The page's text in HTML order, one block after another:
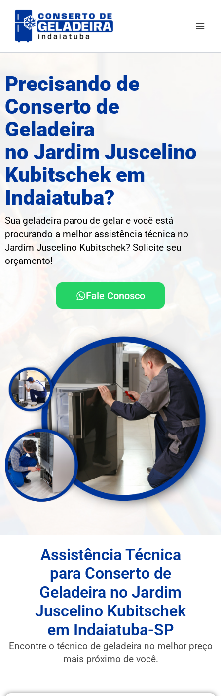
para
Precisando de
Conserto de
Geladeira
no Jardim Juscelino
Kubitschek em
Indaiatuba?
Sua geladeira parou de gelar e você está
procurando a melhor assistência técnica no
Jardim Juscelino Kubitschek? Solicite seu
orçamento!
Fale Conosco
Assistência Técnica
para Conserto de
Geladeira no Jardim
Juscelino Kubitschek
em Indaiatuba-SP
Encontre o técnico de geladeira no melhor preço
mais próximo de você.